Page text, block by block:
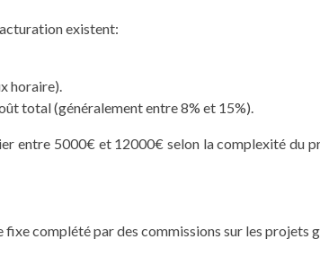
existent:
horaire).
total (généralement entre 8% et 15%).
entre 5000€ et 12000€ selon la complexité du
complété par des commissions sur les